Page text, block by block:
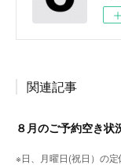
関連記事
８月のご予約空き状
※日、月曜日(祝日）の